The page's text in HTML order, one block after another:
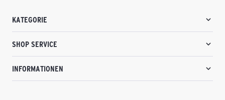
KATEGORIE
SHOP SERVICE
INFORMATIONEN